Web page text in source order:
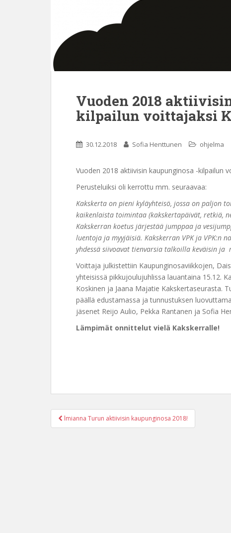
Vuoden 2018
kilpailun voittajaksi
30.12.2018 Sofia Henttunen ohjelma
Vuoden 2018 aktiivisin kaupunginosa -kilpailun
Perusteluiksi oli kerrottu mm. seuraavaa:
Kakskerta on pieni kyläyhteisö, jossa on paljon
kaikenlaista toimintaa (kakskertapäivät, retkiä,
Kakskerran koetus järjestää jumppaa ja
luentoja ja myyjäisiä. Kakskerran VPK ja VPK:n
yhdessä siivoavat tienvarsia talkoilla keväisin
Voittaja julkistettiin Kaupunginosaviikkojen,
yhteisissä pikkujoulujuhlissa lauantaina 15.12.
Koskinen ja Jaana Majatie Kakskertaseurasta.
päällä edustamassa ja tunnustuksen
jäsenet Reijo Aulio, Pekka Rantanen ja Sofia
Lämpimät onnittelut vielä Kakskerralle!
Post
navigation
lmianna Turun aktiivisin kaupunginosa 2018!